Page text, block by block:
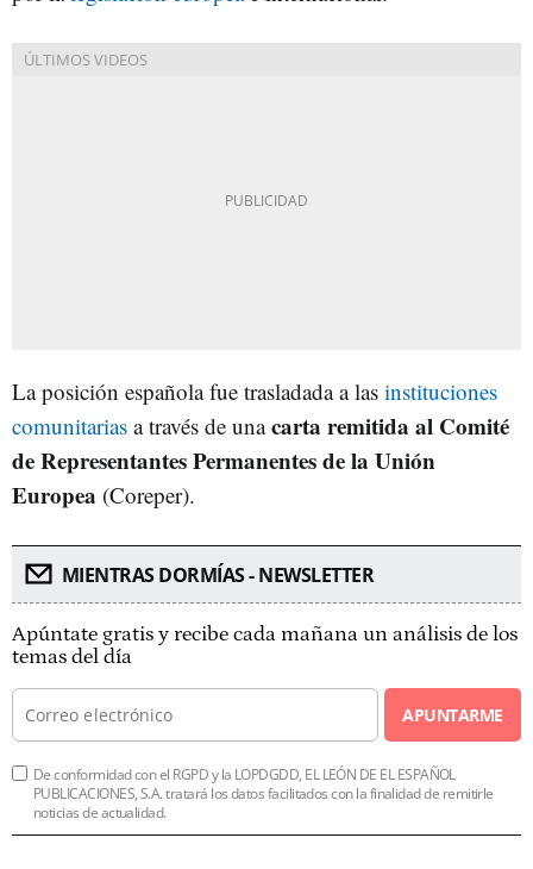
La posición española fue trasladada a las instituciones
comunitarias a través de unacarta remitida al Comité
de Representantes Permanentes de la Unión
Europea (Coreper).
MIENTRAS DORMÍAS - NEWSLETTER
Apúntate gratis y recibe cada mañana un análisis de los
temas del día
APUNTARME
De conformidad con el RGPD y la LOPDGDD, EL LEÓN DE EL ESPAÑOL
PUBLICACIONES, S.A. tratará los datos facilitados con la finalidad de remitirle
noticias de actualidad.